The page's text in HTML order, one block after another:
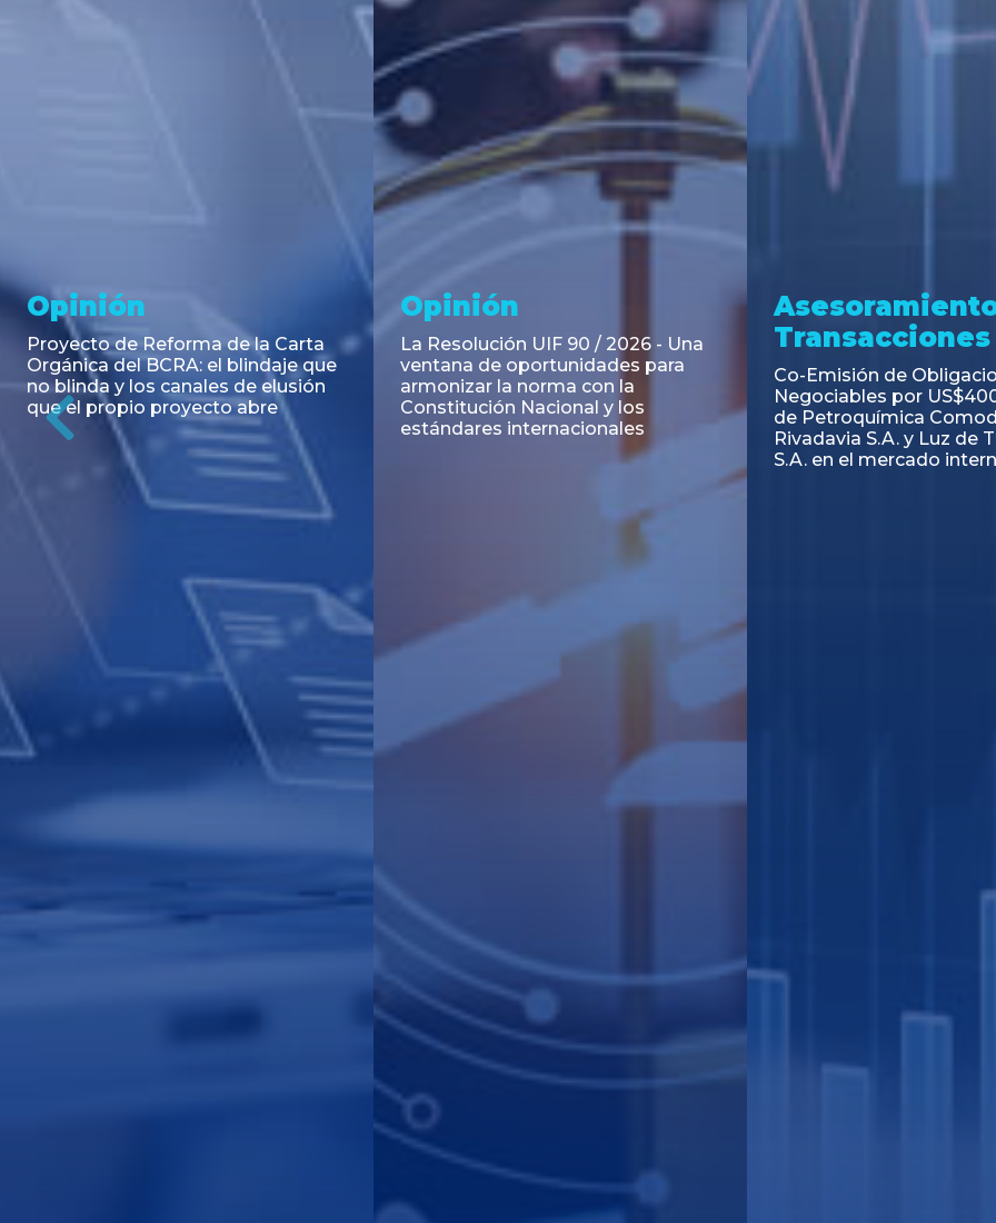
Noticia
RESOLUCIÓN 271/2026 de la
SECRETARIA DE COORDINACIÓN
DE PRODUCCIÓN: Actualización y
unificación de las advertencias
obligatorias en la publicidad de
juegos y apuestas en...
Asesoramiento y
Transacciones
Emisión de Obligaciones
Negociables Clase E de Central
Puerto S.A. por un Valor Nominal
de U$S 98.897.303
Transacciones
PAGBAM asesoró a
autorización para la
de los Certificados de
del Fideicomiso
Inmobiliario "Espacio
Previous